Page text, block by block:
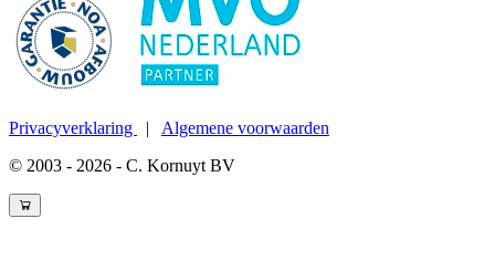
Privacyverklaring | Algemene voorwaarden
© 2003 - 2026 - C. Kornuyt BV